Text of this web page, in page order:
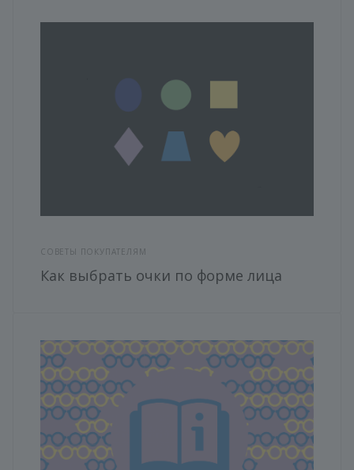
СОВЕТЫ ПОКУПАТЕЛЯМ
Как выбрать очки по форме лица